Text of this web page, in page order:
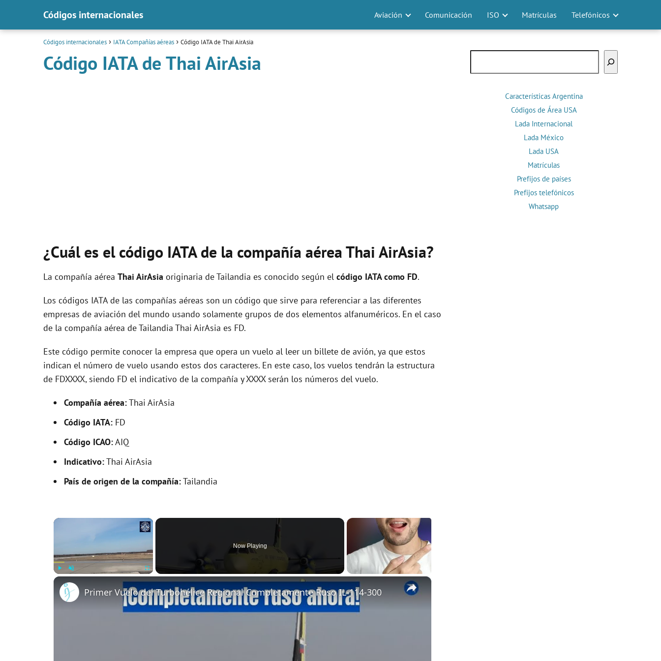
Códigos internacionales Aviación Comunicación ISO Matrículas Telefónicos
Códigos internacionales IATA Compañías aéreas Código IATA de Thai AirAsia
Código IATA de Thai AirAsia
¿Cuál es el código IATA de la compañía aérea Thai AirAsia?
La compañía aérea Thai AirAsia originaria de Tailandia es conocido según el código IATA como FD.
Los códigos IATA de las compañías aéreas son un código que sirve para referenciar a las diferentes
empresas de aviación del mundo usando solamente grupos de dos elementos alfanuméricos. En el caso
de la compañía aérea de Tailandia Thai AirAsia es FD.
Este código permite conocer la empresa que opera un vuelo al leer un billete de avión, ya que estos
indican el número de vuelo usando estos dos caracteres. En este caso, los vuelos tendrán la estructura
de FDXXXX, siendo FD el indicativo de la compañía y XXXX serán los números del vuelo.
Compañía aérea:Thai AirAsia
Código IATA: FD
Código ICAO:AIQ
Indicativo:Thai AirAsia
País de origen de la compañía:Tailandia
×
Now Playing
×
Primer Vuelo del Turbohélice Regional Completamente Ruso IL-114-300
Características Argentina
Códigos de Área USA
Lada Internacional
Lada México
Lada USA
Matrículas
Prefijos de países
Prefijos telefónicos
Whatsapp